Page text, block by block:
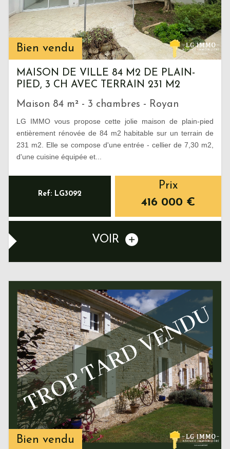
Bien vendu
MAISON DE VILLE 84 M2 DE PLAIN-
PIED, 3 CH AVEC TERRAIN 231 M2
Maison 84 m² - 3 chambres - Royan
LG IMMO vous propose cette jolie maison de plain-pied
entièrement rénovée de 84 m2 habitable sur un terrain de
231 m2. Elle se compose d'une entrée - cellier de 7,30 m2,
d'une cuisine équipée et...
Ref: LG3092
Prix
416 000 €
VOIR
Bien vendu